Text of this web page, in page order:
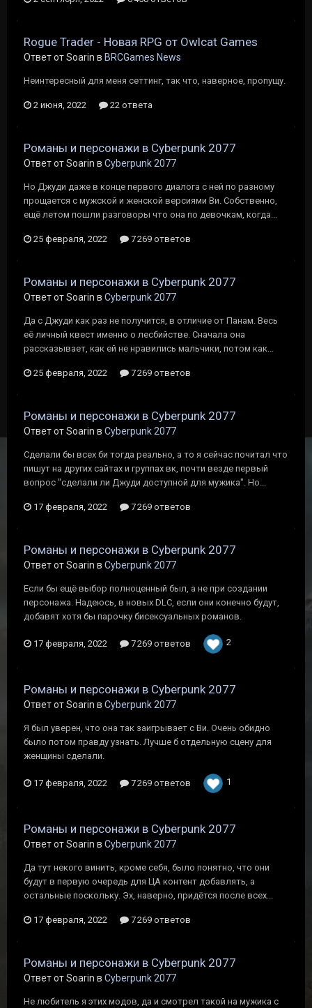
Rogue Trader - Новая RPG от Owlcat Games
Ответ от Soarin в BRCGames News
Неинтересный для меня сеттинг, так что, наверное, пропущу.
2 июня, 2022 22 ответа
Романы и персонажи в Cyberpunk 2077
Ответ от Soarin в Cyberpunk 2077
Но Джуди даже в конце первого диалога с ней по разному
прощается с мужской и женской версиями Ви. Собственно,
ещё летом пошли разговоры что она по девочкам, когда...
25 февраля, 2022 7 269 ответов
Романы и персонажи в Cyberpunk 2077
Ответ от Soarin в Cyberpunk 2077
Да с Джуди как раз не получится, в отличие от Панам. Весь
её личный квест именно о лесбийстве. Сначала она
рассказывает, как ей не нравились мальчики, потом как...
25 февраля, 2022 7 269 ответов
Романы и персонажи в Cyberpunk 2077
Ответ от Soarin в Cyberpunk 2077
Сделали бы всех би тогда реально, а то я сейчас почитал что
пишут на других сайтах и группах вк, почти везде первый
вопрос "сделали ли Джуди доступной для мужика". Но...
17 февраля, 2022 7 269 ответов
Романы и персонажи в Cyberpunk 2077
Ответ от Soarin в Cyberpunk 2077
Если бы ещё выбор полноценный был, а не при создании
персонажа. Надеюсь, в новых DLC, если они конечно будут,
добавят хотя бы парочку бисексуальных романов.
17 февраля, 2022 7 269 ответов 2
Романы и персонажи в Cyberpunk 2077
Ответ от Soarin в Cyberpunk 2077
Я был уверен, что она так заигрывает с Ви. Очень обидно
было потом правду узнать. Лучше б отдельную сцену для
женщины сделали.
17 февраля, 2022 7 269 ответов 1
Романы и персонажи в Cyberpunk 2077
Ответ от Soarin в Cyberpunk 2077
Да тут некого винить, кроме себя, было понятно, что они
будут в первую очередь для ЦА контент добавлять, а
остальные поскольку. Эх, наверно, придётся после всех...
17 февраля, 2022 7 269 ответов
Романы и персонажи в Cyberpunk 2077
Ответ от Soarin в Cyberpunk 2077
Не любитель я этих модов, да и смотрел такой на мужика с